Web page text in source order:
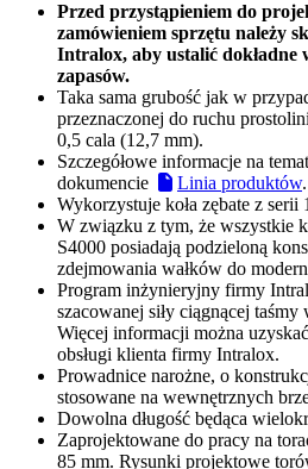
Przed przystąpieniem do
zamówieniem sprzętu należy
Intralox, aby ustalić dokładne
zapasów.
Taka sama grubość jak w
przeznaczonej do ruchu
0,5 cala (12,7 mm).
Szczegółowe informacje na
dokumencie
Linia produktów.
Wykorzystuje koła zębate z serii
W związku z tym, że wszystkie
S4000 posiadają podzieloną
zdejmowania wałków do
Program inżynieryjny firmy
szacowanej siły ciągnącej
Więcej informacji można
obsługi klienta firmy Intralox.
Prowadnice narożne, o
stosowane na wewnętrznych
Dowolna długość będąca
Zaprojektowane do pracy na
85 mm. Rysunki projektowe